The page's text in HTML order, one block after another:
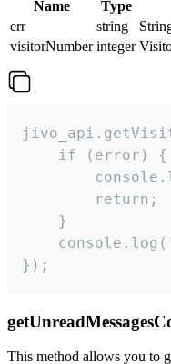
Name Type
err
string
visitorNumber integer
    if (error) {
        return;
    }
});
This method allows you to